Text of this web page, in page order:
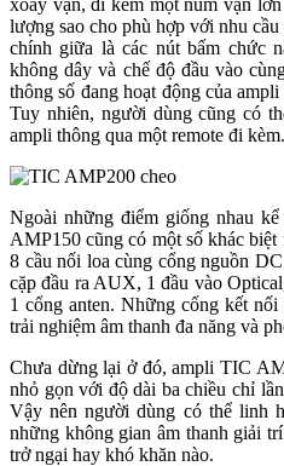
lượng sao cho phù hợp với nhu
chính giữa là các nút bấm chức
không dây và chế độ đầu vào
thông số đang hoạt động của
Tuy nhiên, người dùng cũng có
ampli thông qua một remote đi kèm.
Ngoài những điểm giống nhau
AMP150 cũng có một số khác
8 cầu nối loa cùng cổng nguồn
cặp đầu ra AUX, 1 đầu vào
1 cổng anten. Những cổng kết
trải nghiệm âm thanh đa năng và
Chưa dừng lại ở đó, ampli TIC
nhỏ gọn với độ dài ba chiều chỉ
Vậy nên người dùng có thể linh
những không gian âm thanh giải
trở ngại hay khó khăn nào.